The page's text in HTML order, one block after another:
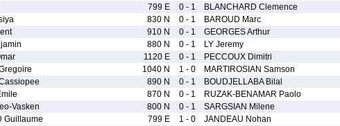
799 E 0 - 1 BLANCHARD Clemence
830 N 0 - 1 BAROUD Marc
910 N 0 - 1 GEORGES Arthur
880 N 0 - 1 LY Jeremy
1120 E 0 - 1 PECCOUX Dimitri
1040 N 1 - 0 MARTIROSIAN Samson
890 N 0 - 1 BOUDJELLABA Bilal
870 N 0 - 1 RUZAK-BENAMAR Paolo
Vasken 800 N 0 - 1 SARGSIAN Milene
Guillaume 799 E 1 - 0 JANDEAU Nohan